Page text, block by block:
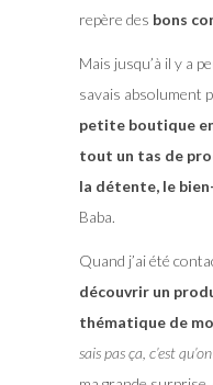
repère des bons
Mais jusqu’à il y a
savais absolument
petite boutique
tout un tas de
la détente, le
Baba.
Quand j’ai été
découvrir un
thématique de
sais pas ça, c’est